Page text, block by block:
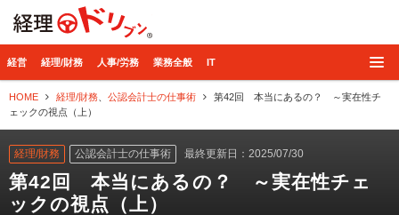
経営 経理/財務 人事/労務 業務全般 IT
HOME 経理/財務 公認会計士の仕事術
第42回 本当にあるの？ ～実在性チ
ェックの視点（上）
経理/財務 公認会計士の仕事術 最終更新日：2025/07/30
第42回 本当にあるの？ ～実在性チェ
ックの視点（上）